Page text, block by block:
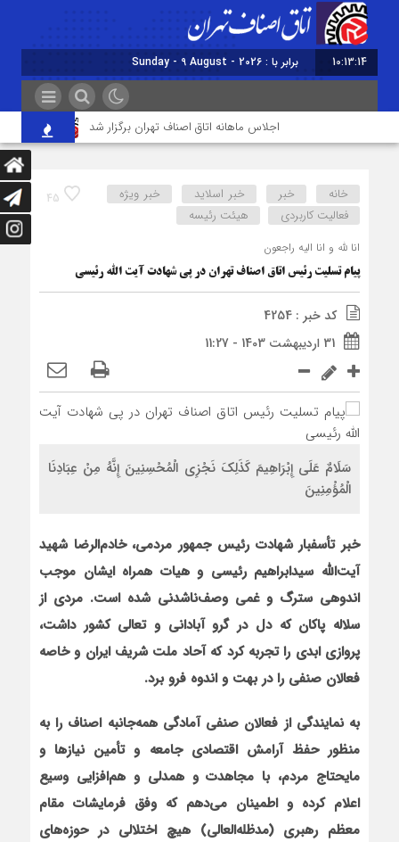
10:13:15 برابر با : Sunday - 9 August - 2026
اجلاس ماهانه اتاق اصناف تهران برگزار شد
45 خانه خبر خبر اسلايد
خبر ویژه
فعالیت کاربردی
هیئت رئیسه
انا لله و انا الیه راجعون
پیام تسلیت رئیس اتاق اصناف تهران در پی شهادت آیت الله رئیسی
کد خبر : 4254
31 اردیبهشت 1403 - 11:27
سَلَامٌ عَلَى إِبْرَاهِيمَ كَذَلِكَ نَجْزِي الْمُحْسِنِينَ إِنَّهُ مِنْ عِبَادِنَا
الْمُؤْمِنِينَ
خبر تأسفبار شهادت رئیس جمهور مردمی، خادم‌الرضا شهید
آیت‌الله سیدابراهیم رئیسی و هیات همراه ایشان موجب
اندوهی سترگ و غمی وصف‌ناشدنی شده است. مردی از
سلاله پاکان که دل در گرو آبادانی و تعالی کشور داشت،
پروازی ابدی را تجربه کرد که آحاد ملت شریف ایران و خاصه
فعالان صنفی را در بهت و اندوه فرو برد.
به نمایندگی از فعالان صنفی آمادگی همه‌جانبه اصناف را به
منظور حفظ آرامش اقتصادی جامعه و تأمین نیازها و
مایحتاج مردم، با مجاهدت و همدلی و هم‌افزایی وسیع
اعلام کرده و اطمینان می‌دهم که وفق فرمایشات مقام
معظم رهبری (مدظله‌العالی) هیچ اختلالی در حوزه‌های